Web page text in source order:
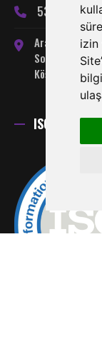
izin
533 866 24
Arabahmet
Somuncuoğlu
Köşklüçiftlik-
ISO 27001